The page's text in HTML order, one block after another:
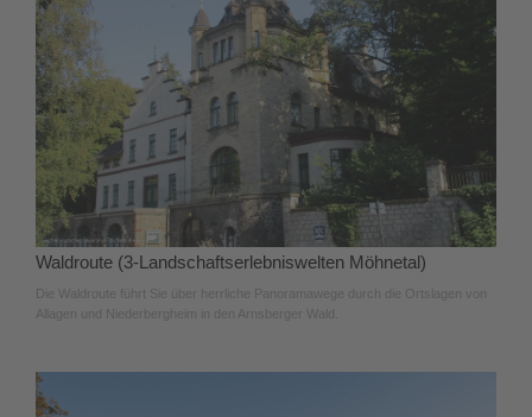
Waldroute (3-Landschaftserlebniswelten Möhnetal)
Die Waldroute führt Sie über herrliche Panoramawege durch die Ortslagen von
Allagen und Niederbergheim in den Arnsberger Wald.